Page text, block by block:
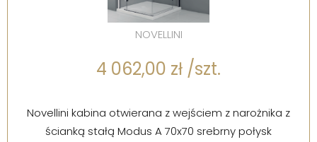
NOVELLINI
4 062,00 zł /szt.
Novellini kabina otwierana z wejściem z narożnika z
ścianką stałą Modus A 70x70 srebrny połysk